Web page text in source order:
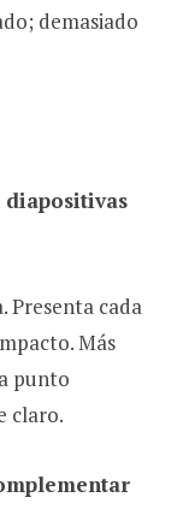
demasiado
diapositivas
Presenta cada
Más
punto
claro.